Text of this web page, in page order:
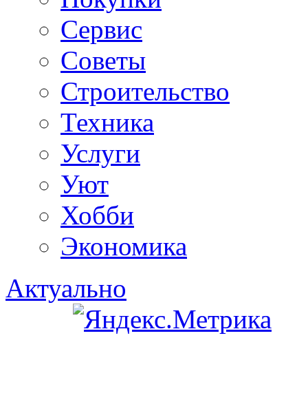
Сервис
Советы
Строительство
Техника
Услуги
Уют
Хобби
Экономика
Актуально